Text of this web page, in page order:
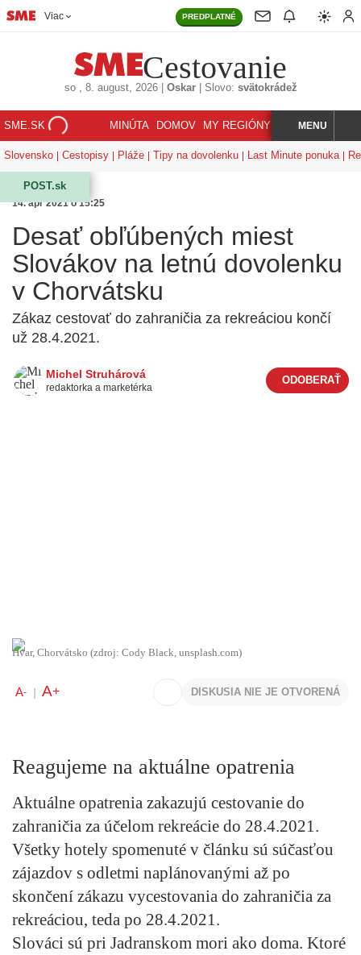
Viac PREDPLATNÉ
Cestovanie
so, 8. august, 2026| Oskar| Slovo: svätokrádež
SME.SK MINÚTA DOMOV MY REGIÓNY KORZÁR
HĽADAJMENU
Slovensko Cestopisy Pláže Tipy na dovolenku Last Minute ponuka
POST.sk
14. apr 2021 o 15:25
Desať obľúbených miest
Slovákov na letnú dovolenku
v Chorvátsku
Zákaz cestovať do zahraničia za rekreáciou končí
už 28.4.2021.
Michel Struhárová
redaktorka a marketérka
Hvar, Chorvátsko (zdroj: Cody Black, unsplash.com)
A- A+ DISKUSIA NIE JE OTVORENÁ
Reagujeme na aktuálne opatrenia
Aktuálne opatrenia zakazujú cestovanie do
zahraničia za účelom rekreácie do 28.4.2021.
Všetky hotely spomenuté v článku sú súčasťou
zájazdov s odletmi naplánovanými až po
skončení zákazu vycestovania do zahraničia za
rekreáciou, teda po 28.4.2021.
Slováci sú pri Jadranskom mori ako doma. Ktoré